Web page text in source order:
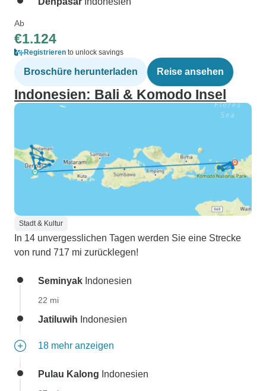
Ab
€1.124
Registrieren to unlock savings
Broschüre herunterladen Reise ansehen
Indonesien: Bali & Komodo Insel
Stadt & Kultur
In 14 unvergesslichen Tagen werden Sie eine Strecke
von rund 717 mi zurücklegen!
Seminyak Indonesien
22 mi
Jatiluwih Indonesien
18 mehr anzeigen
Pulau Kalong Indonesien